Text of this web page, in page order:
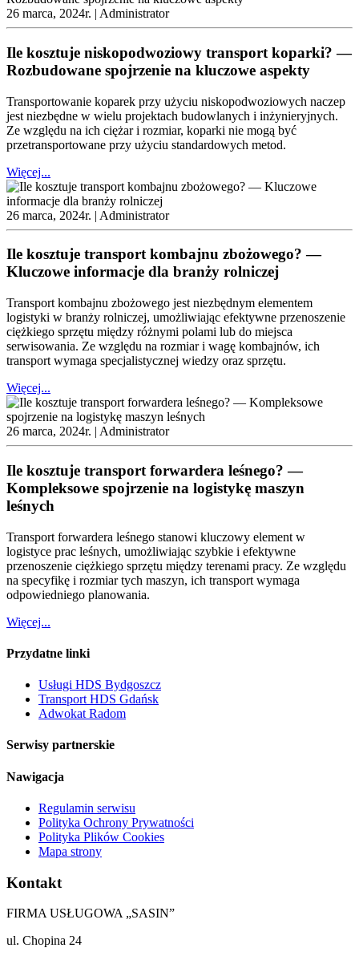
26 marca, 2024r. | Administrator
Ile kosztuje niskopodwoziowy transport koparki? —
Rozbudowane spojrzenie na kluczowe aspekty
Transportowanie koparek przy użyciu niskopodwoziowych naczep
jest niezbędne w wielu projektach budowlanych i inżynieryjnych.
Ze względu na ich ciężar i rozmiar, koparki nie mogą być
przetransportowane przy użyciu standardowych metod.
Więcej...
26 marca, 2024r. | Administrator
Ile kosztuje transport kombajnu zbożowego? —
Kluczowe informacje dla branży rolniczej
Transport kombajnu zbożowego jest niezbędnym elementem
logistyki w branży rolniczej, umożliwiając efektywne przenoszenie
ciężkiego sprzętu między różnymi polami lub do miejsca
serwisowania. Ze względu na rozmiar i wagę kombajnów, ich
transport wymaga specjalistycznej wiedzy oraz sprzętu.
Więcej...
26 marca, 2024r. | Administrator
Ile kosztuje transport forwardera leśnego? —
Kompleksowe spojrzenie na logistykę maszyn
leśnych
Transport forwardera leśnego stanowi kluczowy element w
logistyce prac leśnych, umożliwiając szybkie i efektywne
przenoszenie ciężkiego sprzętu między terenami pracy. Ze względu
na specyfikę i rozmiar tych maszyn, ich transport wymaga
odpowiedniego planowania.
Więcej...
Przydatne linki
Usługi HDS Bydgoszcz
Transport HDS Gdańsk
Adwokat Radom
Serwisy partnerskie
Nawigacja
Regulamin serwisu
Polityka Ochrony Prywatności
Polityka Plików Cookies
Mapa strony
Kontakt
FIRMA USŁUGOWA „SASIN”
ul. Chopina 24